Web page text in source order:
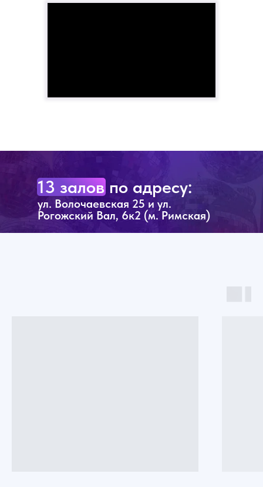
13 залов по адресу:
ул. Волочаевская 25 и ул.
Рогожский Вал, 6к2 (м. Римская)